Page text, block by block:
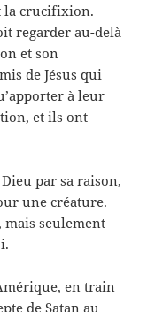
la crucifixion.
regarder au-delà
et son
de Jésus qui
à leur
et ils ont
par sa raison,
une créature.
mais seulement
en train
de Satan au